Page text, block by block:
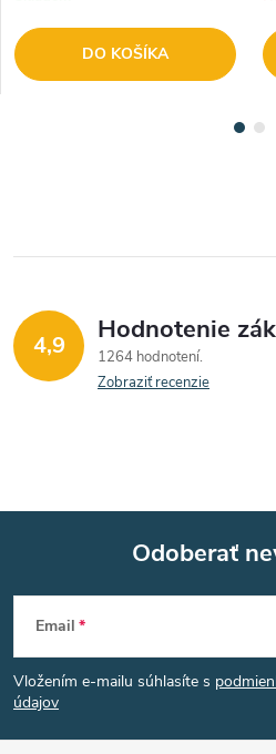
DO KOŠÍKA
4,9 Hodnotenie
1264 hodnotení
Zobraziť recenzie
Z
á
p
Odoberať
Email
Vložením e-mailu súhlasíte s
údajov